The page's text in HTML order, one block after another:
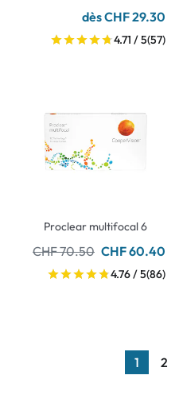
dès CHF 29.30
4.71 / 5(57)
Proclear multifocal 6
CHF 70.50 CHF 60.40
4.76 / 5(86)
1 2